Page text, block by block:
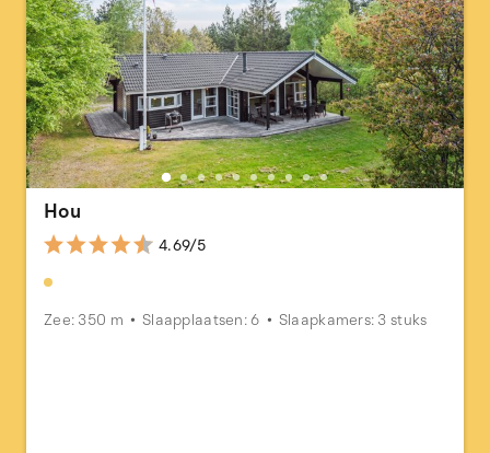
Hou
4.69/5
Zee: 350 m Slaapplaatsen: 6 Slaapkamers: 3 stuks